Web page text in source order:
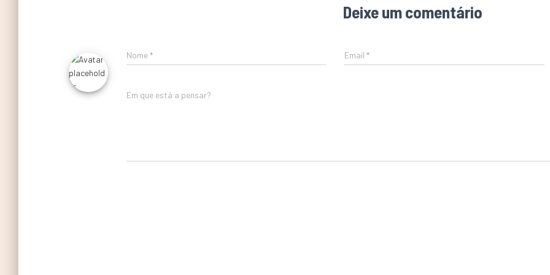
Deixe um comentário
Nome* Email*
Em que está a pensar?